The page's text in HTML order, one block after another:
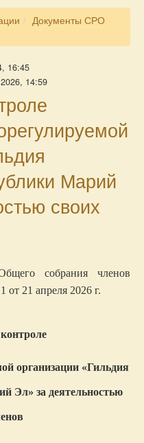
Документы СРО
16:45
14:59
Марий
своих
собрания членов
от 21 апреля 2026 г.
организации «Гильдия
Эл» за деятельностью